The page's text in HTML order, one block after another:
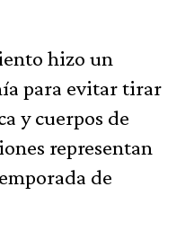
hizo un
para evitar tirar
y cuerpos de
representan
de